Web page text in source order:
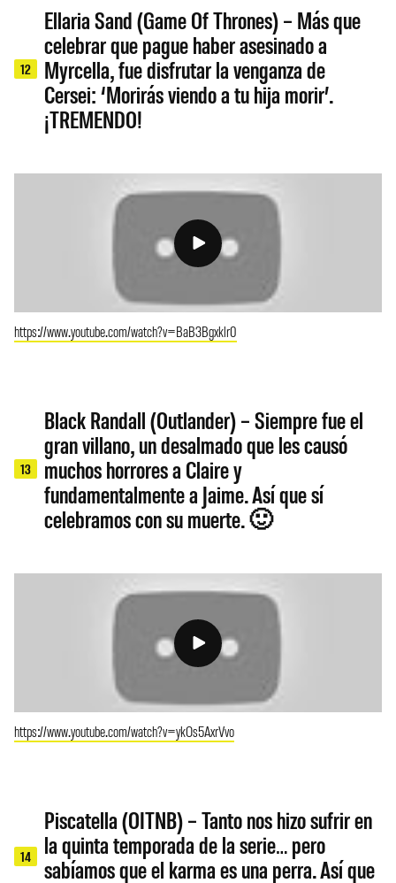
12
Ellaria Sand (Game Of Thrones) – Más que
celebrar que pague haber asesinado a
Myrcella, fue disfrutar la venganza de
Cersei: ‘Morirás viendo a tu hija morir’.
¡TREMENDO!
https://www.youtube.com/watch?v=BaB3Bgxklr0
13
Black Randall (Outlander) – Siempre fue el
gran villano, un desalmado que les causó
muchos horrores a Claire y
fundamentalmente a Jaime. Así que sí
celebramos con su muerte. 🙂
https://www.youtube.com/watch?v=ykOs5AxrVvo
14
Piscatella (OITNB) – Tanto nos hizo sufrir en
la quinta temporada de la serie… pero
sabíamos que el karma es una perra. Así que